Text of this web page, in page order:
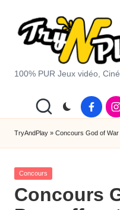
T
y
A
d
P
100% PUR Jeux vidéo,
Facebook
TryAndPlay » Concours God of
Posted
Concours
Concours